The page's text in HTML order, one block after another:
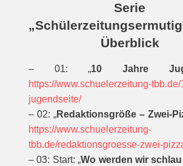
Serie
Überblick
– 01: „10 Jahre
https://www.schuelerzeitung-
jugendseite/
– 02: „Redaktionsgröße – Zwei-
https://www.schuelerzeitung-
tbb.de/redaktionsgroesse-zwei-
– 03: Start: „Wo werden wir